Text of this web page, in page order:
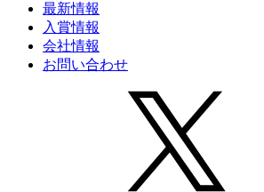
最新情報
入賞情報
会社情報
お問い合わせ